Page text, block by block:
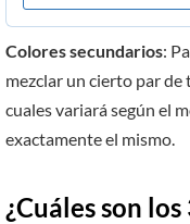
Colores secundarios:
mezclar un cierto par
cuales variará según el
exactamente el mismo.
¿Cuáles son